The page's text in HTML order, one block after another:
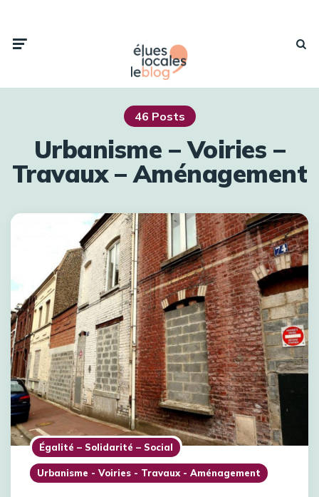
46 Posts
Urbanisme – Voiries –
Travaux – Aménagement
Égalité – Solidarité – Social
Urbanisme - Voiries - Travaux - Aménagement